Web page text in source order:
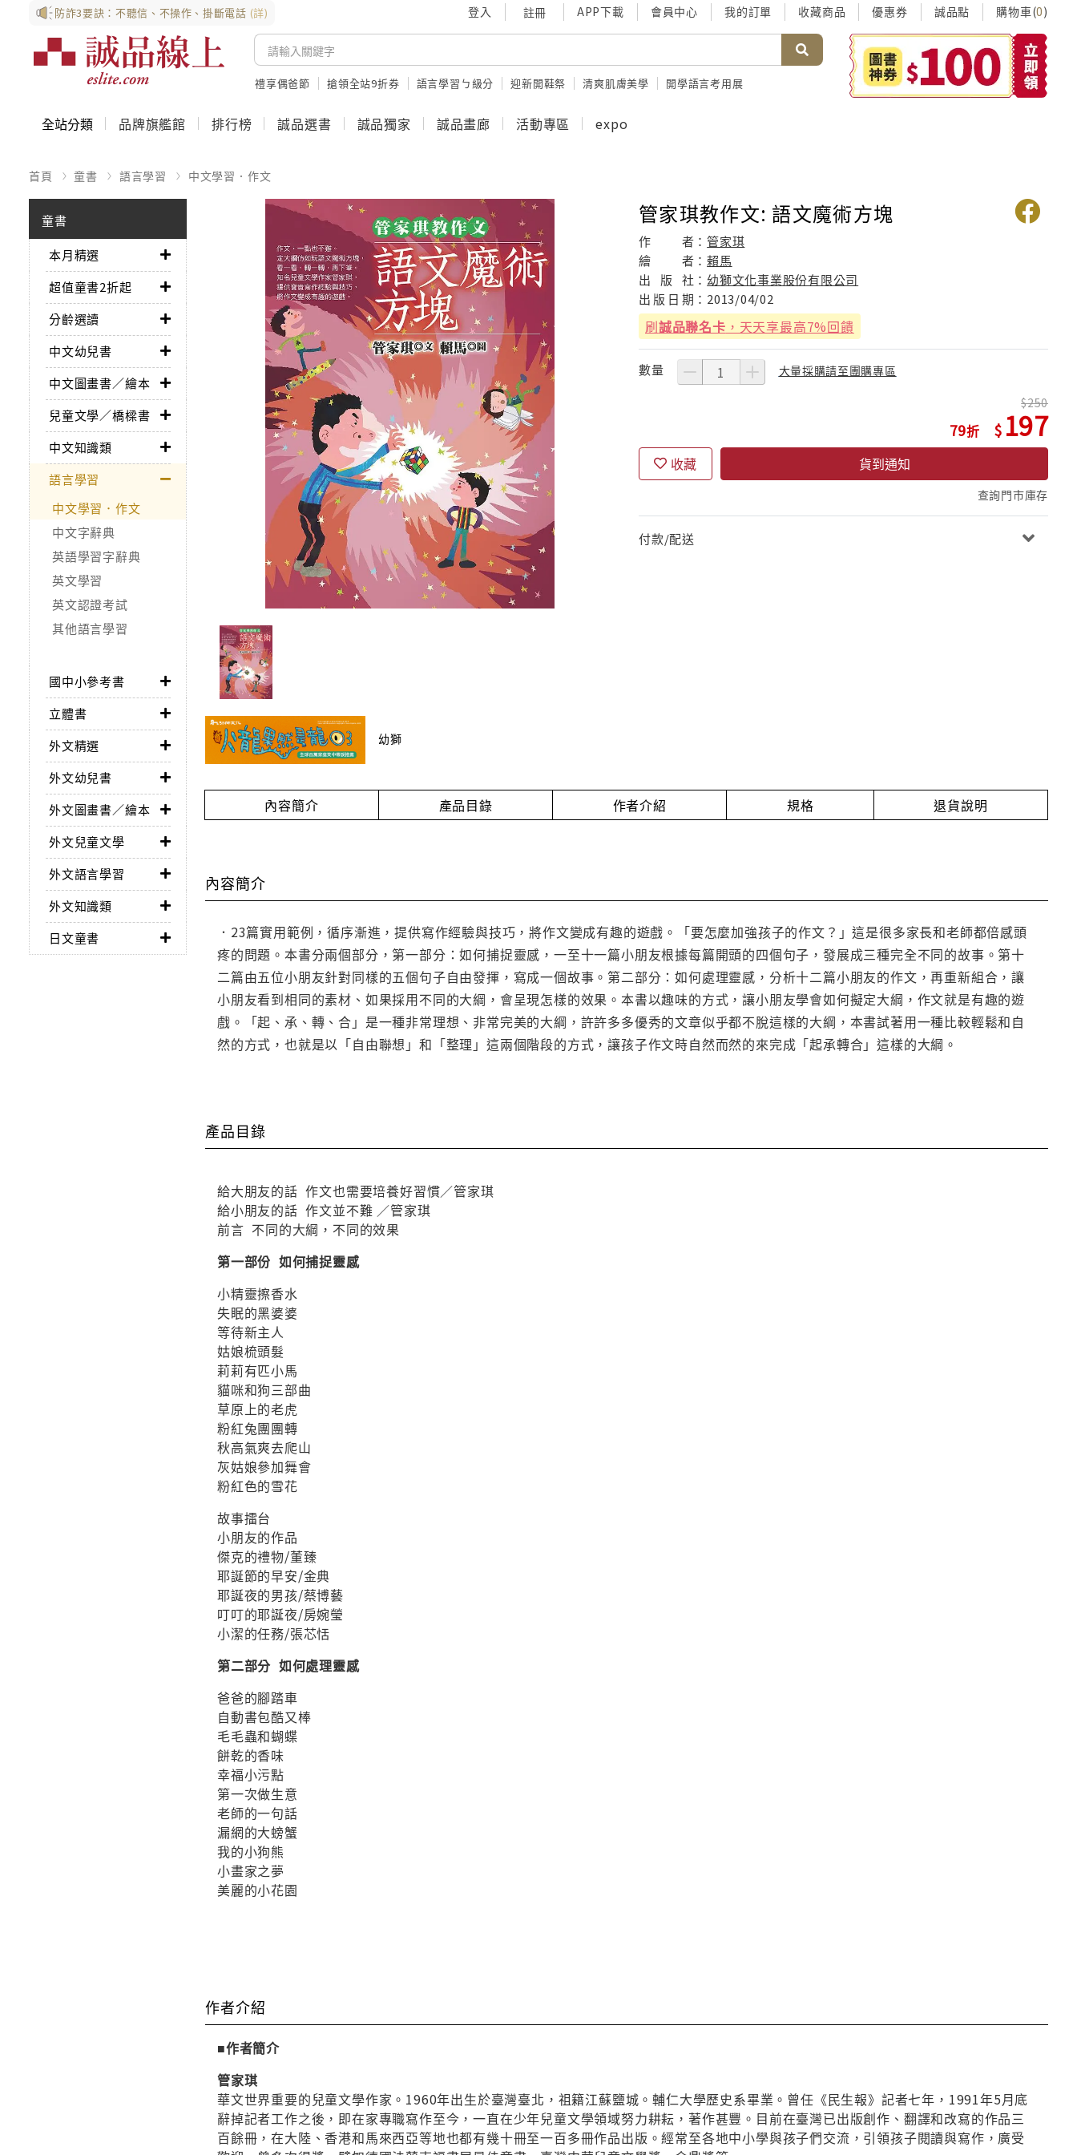
防詐3要訣：不聽信、不操作、掛斷電話 (詳) 登入 註冊 APP下載 會員中心 我的訂單 收藏商品 優惠券 誠品點 購物車(0)
禮享偶爸節 搶領全站9折券 語言學習ㄅ級分 迎新開鞋祭 清爽肌膚美學 開學語言考用展
全站分類 品牌旗艦館 排行榜 誠品選書 誠品獨家 誠品畫廊 活動專區 expo
首頁 童書 語言學習 中文學習．作文
童書
本月精選
超值童書2折起
分齡選讀
中文幼兒書
中文圖畫書／繪本
兒童文學／橋樑書
中文知識類
語言學習
中文學習．作文
中文字辭典
英語學習字辭典
英文學習
英文認證考試
其他語言學習
國中小參考書
立體書
外文精選
外文幼兒書
外文圖畫書／繪本
外文兒童文學
外文語言學習
外文知識類
日文童書
幼獅
管家琪教作文: 語文魔術方塊
作 者：管家琪
繪
者：賴馬
出
版 社： 幼獅文化事業股份有限公司
出 版 日 期： 2013/04/02
刷誠品聯名卡 ，天天享最高7%回饋
數量 大量採購請至團購專區
79
250
197
收藏 貨到通知
查詢門市庫存
付款/配送
內容簡介 產品目錄 作者介紹 規格 退貨說明
內容簡介
．23篇實用範例，循序漸進，提供寫作經驗與技巧，將作文變成有趣的遊戲。「要怎麼加強孩子的作文？」這是很多家長和老師都倍感頭
疼的問題。本書分兩個部分，第一部分：如何捕捉靈感，一至十一篇小朋友根據每篇開頭的四個句子，發展成三種完全不同的故事。第十
二篇由五位小朋友針對同樣的五個句子自由發揮，寫成一個故事。第二部分：如何處理靈感，分析十二篇小朋友的作文，再重新組合，讓
小朋友看到相同的素材、如果採用不同的大綱，會呈現怎樣的效果。本書以趣味的方式，讓小朋友學會如何擬定大綱，作文就是有趣的遊
戲。「起、承、轉、合」是一種非常理想、非常完美的大綱，許許多多優秀的文章似乎都不脫這樣的大綱，本書試著用一種比較輕鬆和自
然的方式，也就是以「自由聯想」和「整理」這兩個階段的方式，讓孩子作文時自然而然的來完成「起承轉合」這樣的大綱。
產品目錄
給大朋友的話 作文也需要培養好習慣／管家琪
給小朋友的話 作文並不難 ／管家琪
前言 不同的大綱，不同的效果
第一部份 如何捕捉靈感
小精靈擦香水
失眠的黑婆婆
等待新主人
姑娘梳頭髮
莉莉有匹小馬
貓咪和狗三部曲
草原上的老虎
粉紅兔團團轉
秋高氣爽去爬山
灰姑娘參加舞會
粉紅色的雪花
故事擂台
小朋友的作品
傑克的禮物/董臻
耶誕節的早安/金典
耶誕夜的男孩/蔡博藝
叮叮的耶誕夜/房婉瑩
小潔的任務/張芯恬
第二部分 如何處理靈感
爸爸的腳踏車
自動書包酷又棒
毛毛蟲和蝴蝶
餅乾的香味
幸福小污點
第一次做生意
老師的一句話
漏網的大螃蟹
我的小狗熊
小畫家之夢
美麗的小花園
作者介紹
■作者簡介
管家琪
華文世界重要的兒童文學作家。1960年出生於臺灣臺北，祖籍江蘇鹽城。輔仁大學歷史系畢業。曾任《民生報》記者七年，1991年5月底
辭掉記者工作之後，即在家專職寫作至今，一直在少年兒童文學領域努力耕耘，著作甚豐。目前在臺灣已出版創作、翻譯和改寫的作品三
百餘冊，在大陸、香港和馬來西亞等地也都有幾十冊至一百多冊作品出版。經常至各地中小學與孩子們交流，引領孩子閱讀與寫作，廣受